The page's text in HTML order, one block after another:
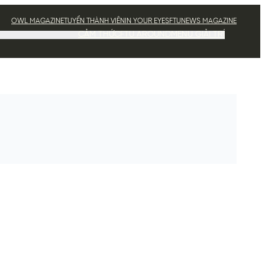
OWL MAGAZINETUYỂN THÀNH VIÊN IN YOUR EYESFTUNEWS MAGAZINE